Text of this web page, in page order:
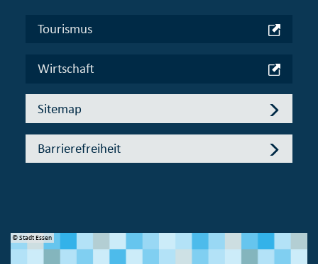
Tourismus
Wirtschaft
Sitemap
Barrierefreiheit
© Stadt Essen